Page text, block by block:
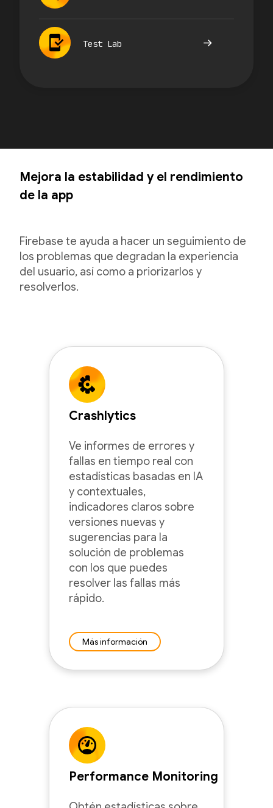
Test Lab
Mejora la estabilidad y el rendimiento
de la app
Firebase te ayuda a hacer un seguimiento de
los problemas que degradan la experiencia
del usuario, así como a priorizarlos y
resolverlos.
Crashlytics
Ve informes de errores y
fallas en tiempo real con
estadísticas basadas en IA
y contextuales,
indicadores claros sobre
versiones nuevas y
sugerencias para la
solución de problemas
con los que puedes
resolver las fallas más
rápido.
Más información
Performance Monitoring